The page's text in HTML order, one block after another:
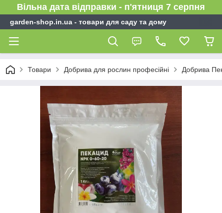
Вільна дата відправки - п'ятниця 7 серпня
garden-shop.in.ua - товари для саду та дому
Товари Добрива для рослин професійні Добрива